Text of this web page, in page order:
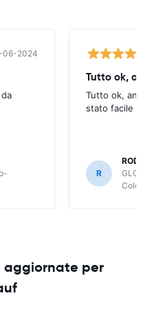
06-2024
Tutto ok,
Tutto ok,
stato facile
R
aggiornate per